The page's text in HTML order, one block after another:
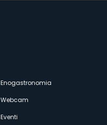
Enogastronomia
Webcam
Eventi